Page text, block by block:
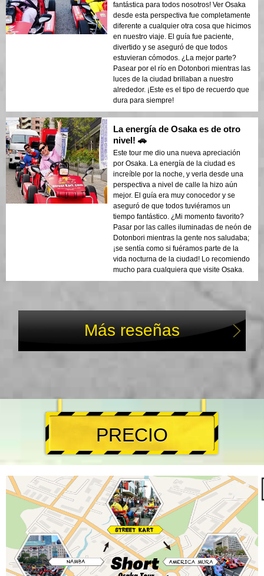
fantástica para todos nosotros! Ver Osaka
desde esta perspectiva fue completamente
diferente a cualquier otra cosa que hicimos
en nuestro viaje. El guía fue paciente,
divertido y se aseguró de que todos
estuvieran cómodos. ¿La mejor parte?
Pasear por el río en Dotonbori mientras las
luces de la ciudad brillaban a nuestro
alrededor. ¡Este es el tipo de recuerdo que
dura para siempre!
La energía de Osaka es de otro
nivel! 🚗
Este tour me dio una nueva apreciación
por Osaka. La energía de la ciudad es
increíble por la noche, y verla desde una
perspectiva a nivel de calle la hizo aún
mejor. El guía era muy conocedor y se
aseguró de que todos tuviéramos un
tiempo fantástico. ¿Mi momento favorito?
Pasar por las calles iluminadas de neón de
Dotonbori mientras la gente nos saludaba;
¡se sentía como si fuéramos parte de la
vida nocturna de la ciudad! Lo recomiendo
mucho para cualquiera que visite Osaka.
Más reseñas
PRECIO